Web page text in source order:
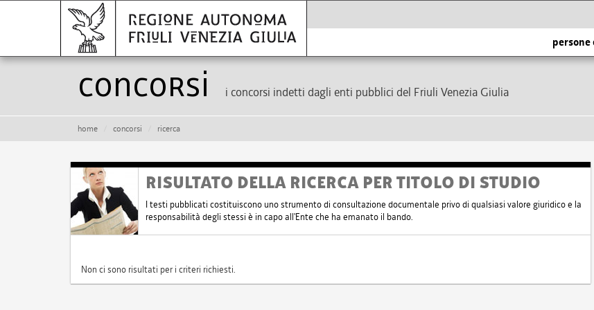
persone
Concorsi i concorsi indetti dagli enti pubblici del Friuli Venezia Giulia
home concorsi ricerca
RISULTATO DELLA RICERCA PER TITOLO DI STUDIO
I testi pubblicati costituiscono uno strumento di consultazione documentale privo di qualsiasi valore giuridico e la
responsabilità degli stessi è in capo all'Ente che ha emanato il bando.
Non ci sono risultati per i criteri richiesti.